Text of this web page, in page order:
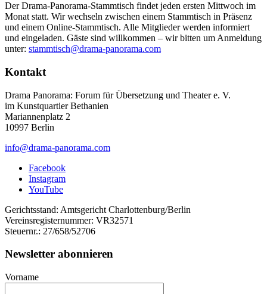
Der Drama-Panorama-Stammtisch findet jeden ersten Mittwoch im
Monat statt. Wir wechseln zwischen einem Stammtisch in Präsenz
und einem Online-Stammtisch. Alle Mitglieder werden informiert
und eingeladen. Gäste sind willkommen – wir bitten um Anmeldung
unter: stammtisch@drama-panorama.com
Kontakt
Drama Panorama: Forum für Übersetzung und Theater e. V.
im Kunstquartier Bethanien
Mariannenplatz 2
10997 Berlin
info@drama-panorama.com
Facebook
Instagram
YouTube
Gerichtsstand: Amtsgericht Charlottenburg/Berlin
Vereinsregisternummer: VR32571
Steuernr.: 27/658/52706
Newsletter abonnieren
Vorname